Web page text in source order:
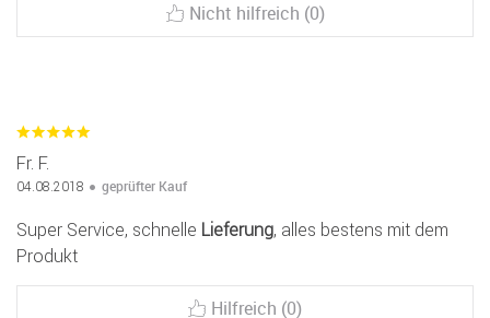
Nicht hilfreich (0)
Fr. F.
04.08.2018 geprüfter Kauf
Super Service, schnelle Lieferung, alles bestens mit dem
Produkt
Hilfreich (0)